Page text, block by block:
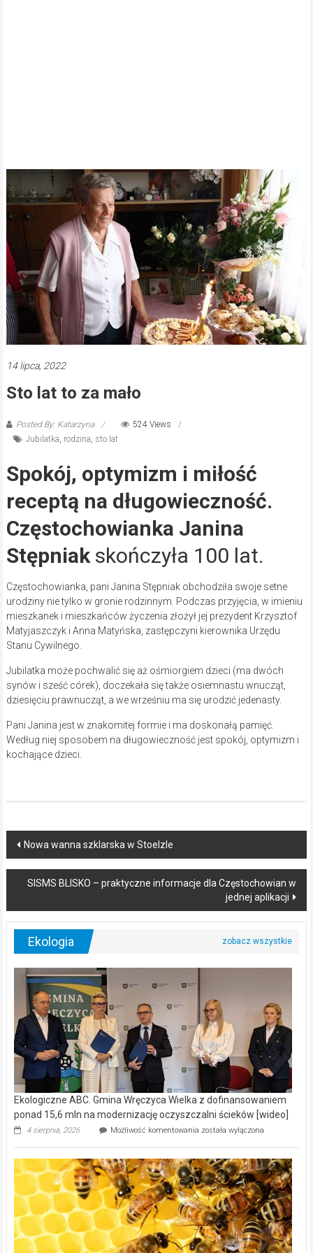
14 lipca, 2022
Sto lat to za mało
Posted By: Katarzyna
524 Views
Jubilatka, rodzina, sto lat
Spokój, optymizm i miłość
receptą na długowieczność.
Częstochowianka Janina
Stępniakskończyła 100 lat.
Częstochowianka, pani Janina Stępniak obchodziła swoje setne
urodziny nie tylko w gronie rodzinnym. Podczas przyjęcia, w imieniu
mieszkanek i mieszkańców życzenia złożył jej prezydent Krzysztof
Matyjaszczyk i Anna Matyńska, zastępczyni kierownika Urzędu
Stanu Cywilnego.
Jubilatka może pochwalić się aż ośmiorgiem dzieci (ma dwóch
synów i sześć córek), doczekała się także osiemnastu wnucząt,
dziesięciu prawnucząt, a we wrześniu ma się urodzić jedenasty.
Pani Janina jest w znakomitej formie i ma doskonałą pamięć.
Według niej sposobem na długowieczność jest spokój, optymizm i
kochające dzieci.
Post
navigation
Nowa wanna szklarska w Stoelzle
SISMS BLISKO – praktyczne informacje dla Częstochowian w
jednej aplikacji
Ekologia
Ekologiczne ABC. Gmina Wręczyca Wielka z dofinansowaniem
ponad 15,6 mln na modernizację oczyszczalni ścieków [wideo]
4 sierpnia, 2026 Możliwość komentowania Ekologiczne
Wręczyca
Wielka
z
dofinansowaniem
ponad
15,6
mln
na
została wyłączona